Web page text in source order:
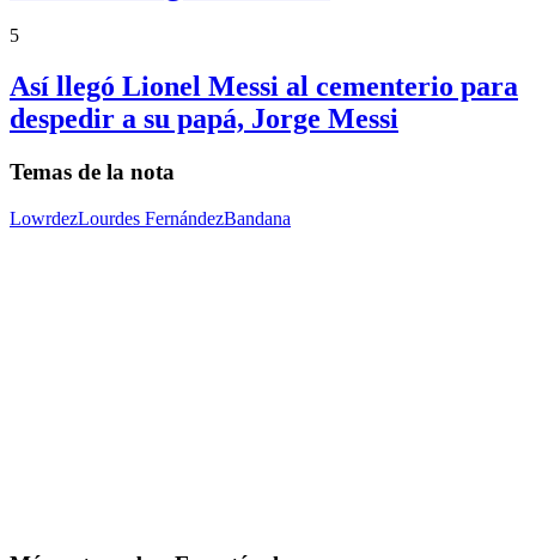
5
Así llegó Lionel Messi al cementerio para
despedir a su papá, Jorge Messi
Temas de la nota
LowrdezLourdes FernándezBandana